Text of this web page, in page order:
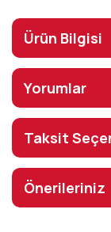
Ürün Bilgisi
Yorumlar
Taksit
Önerileriniz